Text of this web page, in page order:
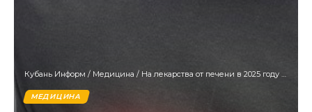
Кубань Информ / Медицина / На лекарства от печени в 2025 году кубанцы потратили 763 млн рублей
МЕДИЦИНА